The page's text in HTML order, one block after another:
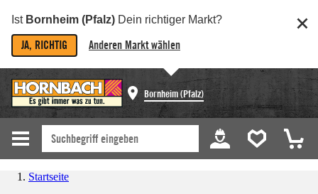
Ist Bornheim (Pfalz) Dein richtiger Markt?
JA, RICHTIG Anderen Markt wählen
Bornheim (Pfalz)
Startseite